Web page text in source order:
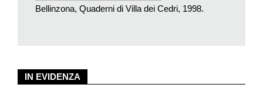
padrone.
la sua intera opera: e, nel dopoguerra, tale ricerca artistica
condurrà questo personaggio quasi romanzesco – dal fisico
IN EVIDENZA
Bellinzona, Quaderni di Villa dei Cedri, 1998.